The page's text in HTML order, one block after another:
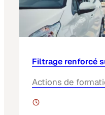
Filtrage renforcé
Actions de